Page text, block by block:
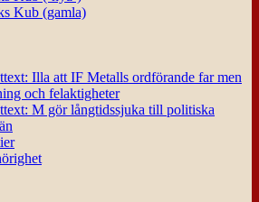
Kub (gamla)
Illa att IF Metalls ordförande far men
och felaktigheter
M gör långtidssjuka till politiska